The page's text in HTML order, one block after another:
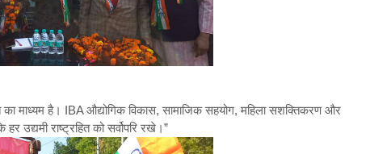
का माध्यम है। IBA औद्योगिक विकास, सामाजिक सहयोग, महिला सशक्तिकरण और
उद्यमी राष्ट्रहित को सर्वोपरि रखे।”